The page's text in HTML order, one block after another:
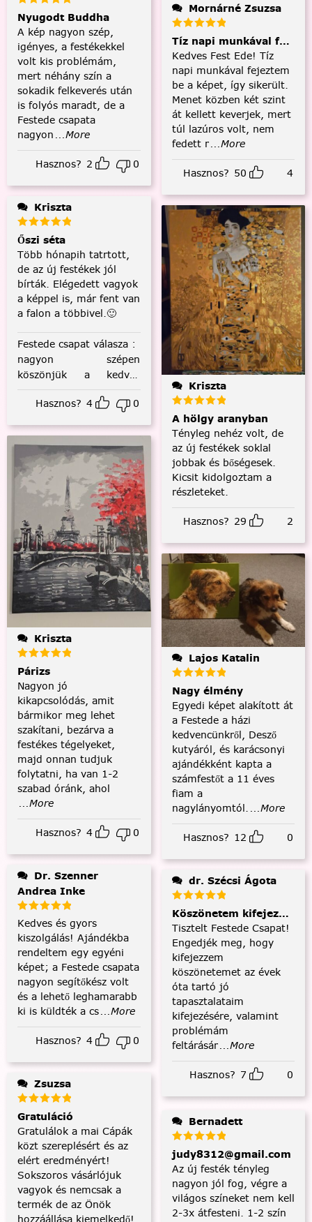
Nyugodt Buddha
A kép nagyon szép,
igényes, a festékekkel
volt kis problémám,
mert néhány szín a
sokadik felkeverés után
is folyós maradt, de a
Festede csapata
nagyon ...More
Hasznos? 2 0
Kriszta
Őszi séta
Több hónapih tatrtott,
de az új festékek jól
bírták. Elégedett vagyok
a képpel is, már fent van
a falon a többivel.🙂
Festede csapat válasza :
nagyon szépen
köszönjük a kedves
visszajelzést! :)
Hasznos? 4 0
Kriszta
Párizs
Nagyon jó
kikapcsolódás, amit
bármikor meg lehet
szakítani, bezárva a
festékes tégelyeket,
majd onnan tudjuk
folytatni, ha van 1-2
szabad óránk, ahol
...More
Hasznos? 4 0
Andrea Inke
Kedves és gyors
kiszolgálás! Ajándékba
rendeltem egy egyéni
képet; a Festede csapata
nagyon segítőkész volt
és a lehető leghamarabb
ki is küldték a cs...More
Hasznos? 4 0
Zsuzsa
Gratuláció
Gratulálok a mai Cápák
közt szereplésért és az
elért eredményért!
Sokszoros vásárlójuk
vagyok és nemcsak a
termék de az Önök
hozzáállása kiemelkedő!
Mornárné Zsuzsa
Tíz napi munkával
Kedves Fest Ede! Tíz
napi munkával fejeztem
be a képet, így sikerült.
Menet közben két szint
át kellett keverjek, mert
túl lazúros volt, nem
fedett r...More
Hasznos? 50 4
Kriszta
A hölgy aranyban
Tényleg nehéz volt, de
az új festékek soklal
jobbak és bőségesek.
Kicsit kidolgoztam a
részleteket.
Hasznos? 29 2
Lajos Katalin
Nagy élmény
Egyedi képet alakított át
a Festede a házi
kedvencünkről, Desző
kutyáról, és karácsonyi
ajándékként kapta a
számfestőt a 11 éves
fiam a
nagylányomtól. ...More
Hasznos? 12 0
dr. Szécsi Ágota
Köszönetem kifejezése
Tisztelt Festede Csapat!
Engedjék meg, hogy
kifejezzem
köszönetemet az évek
óta tartó jó
tapasztalataim
kifejezésére, valamint
problémám
feltárásár...More
Hasznos? 7 0
Bernadett
judy8312@gmail.com
Az új festék tényleg
nagyon jól fog, végre a
világos színeket nem kell
2-3x átfesteni. 1-2 szín